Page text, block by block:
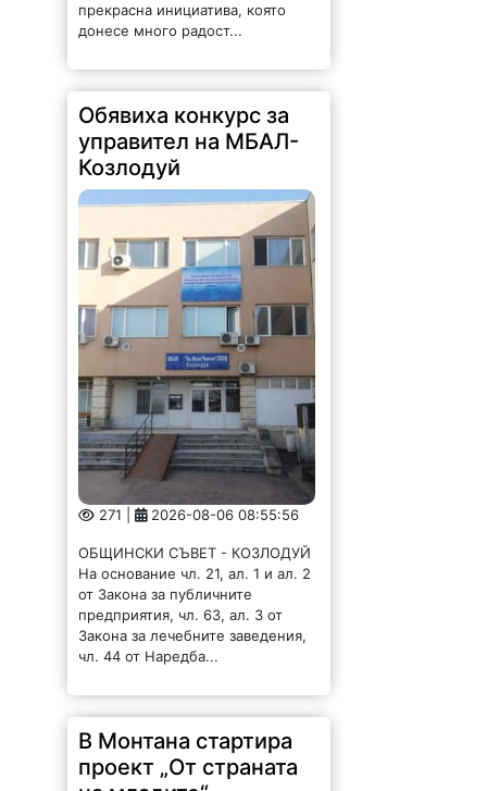
прекрасна инициатива, която
донесе много радост...
Обявиха конкурс за
управител на МБАЛ-
Козлодуй
271 | 2026-08-06 08:55:56
ОБЩИНСКИ СЪВЕТ - КОЗЛОДУЙ
На основание чл. 21, ал. 1 и ал. 2
от Закона за публичните
предприятия, чл. 63, ал. 3 от
Закона за лечебните заведения,
чл. 44 от Наредба...
В Монтана стартира
проект „От страната